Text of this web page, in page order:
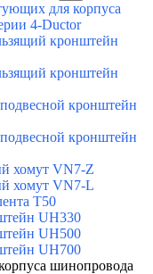
для корпуса
4-Ductor
кронштейн
кронштейн
кронштейн
кронштейн
хомут VN7-Z
хомут VN7-L
T50
UH330
UH500
UH700
шинопровода